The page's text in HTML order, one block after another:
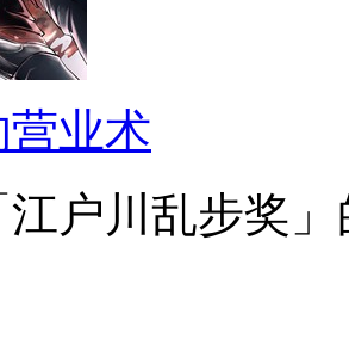
营业术
户川乱步奖」